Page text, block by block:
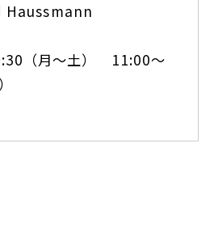
（月〜土） 11:00〜